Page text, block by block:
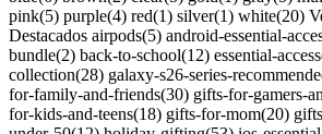
pink(5) purple(4) red(1) silver(1) white(20)
Destacados airpods(5) android-essential-
bundle(2) back-to-school(12) essential-
collection(28) galaxy-s26-series-
for-family-and-friends(30) gifts-for-gamers-
for-kids-and-teens(18) gifts-for-mom(20)